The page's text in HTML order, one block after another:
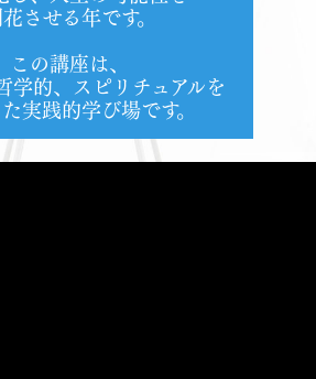
花させる年です。
この講座は、
学的、スピリチュアルを
実践的学び場です。